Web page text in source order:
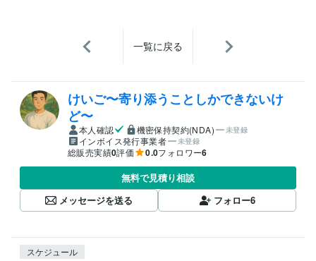
一覧に戻る
けいご〜寄り添うことしかできないけ
ど〜
本人確認 機密保持契約(NDA) 未登録
インボイス発行事業者 未登録
総販売実績0評価 0.0フォロワー6
無料で見積り相談
メッセージを送る
フォロー6
スケジュール